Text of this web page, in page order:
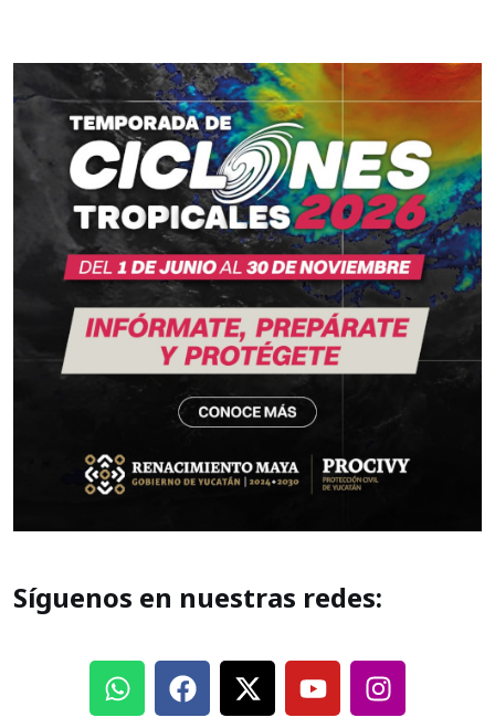
Síguenos en nuestras redes: